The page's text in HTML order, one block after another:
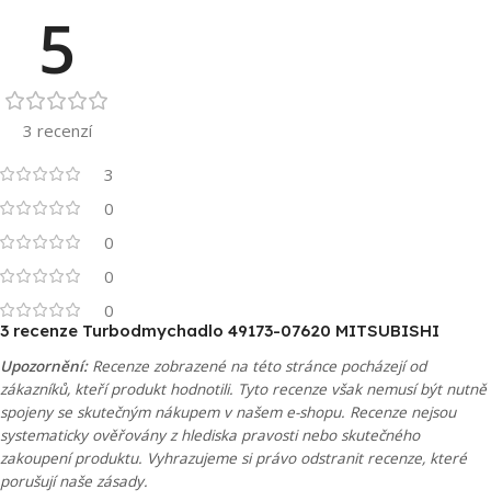
5
3 recenzí
3
0
0
0
0
3 recenze Turbodmychadlo 49173-07620 MITSUBISHI
Upozornění:Recenze zobrazené na této stránce pocházejí od
zákazníků, kteří produkt hodnotili. Tyto recenze však nemusí být nutně
spojeny se skutečným nákupem v našem e-shopu. Recenze nejsou
systematicky ověřovány z hlediska pravosti nebo skutečného
zakoupení produktu. Vyhrazujeme si právo odstranit recenze, které
porušují naše zásady.